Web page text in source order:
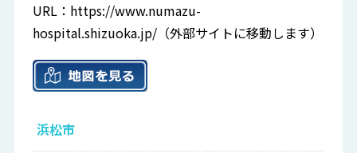
URL： https://www.numazu-
hospital.shizuoka.jp/ （外部サイトに移動します）
浜松市